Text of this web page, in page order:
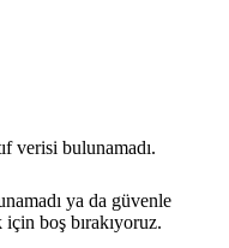
verisi bulunamadı.
ya da güvenle
boş bırakıyoruz.